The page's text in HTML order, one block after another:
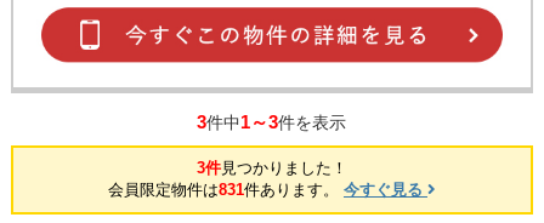
3件中1～3件を表示
3件見つかりました！
会員限定物件は831件あります。 今すぐ見る